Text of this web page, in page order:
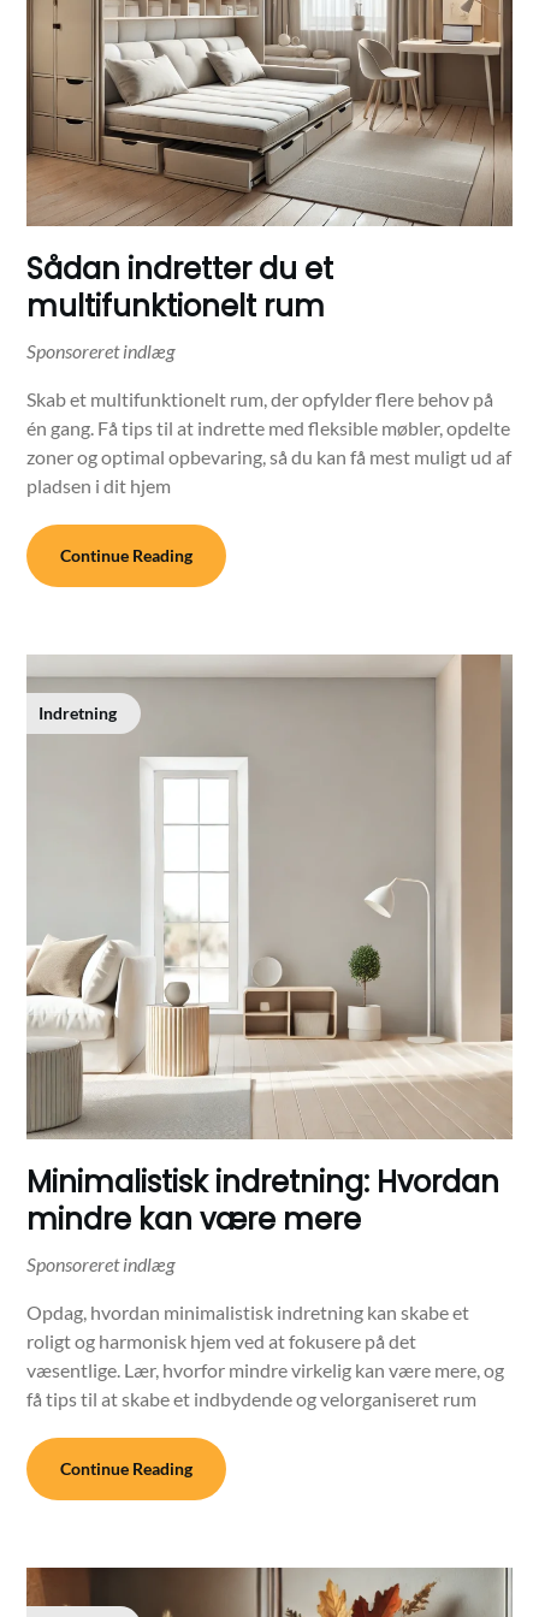
Sådan indretter du et
multifunktionelt rum
Skab et multifunktionelt rum, der opfylder flere behov på
én gang. Få tips til at indrette med fleksible møbler, opdelte
zoner og optimal opbevaring, så du kan få mest muligt ud af
pladsen i dit hjem
Continue Reading
Indretning
Minimalistisk indretning: Hvordan
mindre kan være mere
Opdag, hvordan minimalistisk indretning kan skabe et
roligt og harmonisk hjem ved at fokusere på det
væsentlige. Lær, hvorfor mindre virkelig kan være mere, og
få tips til at skabe et indbydende og velorganiseret rum
Continue Reading